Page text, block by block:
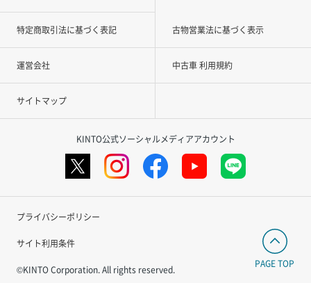
特定商取引法に基づく表記 古物営業法に基づく表示
運営会社 中古車 利用規約
サイトマップ
KINTO公式ソーシャルメディアアカウント
プライバシーポリシー
サイト利用条件
©KINTO Corporation. All rights reserved.
PAGE TOP